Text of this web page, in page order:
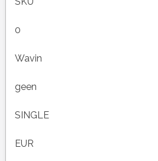
0
Wavin
geen
SINGLE
EUR